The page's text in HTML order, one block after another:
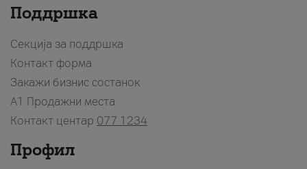
Поддршка
Секција за поддршка
Контакт форма
Закажи бизнис состанок
A1 Продажни места
Контакт центар 077 1234
Профил